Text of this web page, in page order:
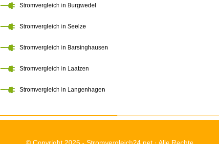
Stromvergleich in Burgwedel
Stromvergleich in Seelze
Stromvergleich in Barsinghausen
Stromvergleich in Laatzen
Stromvergleich in Langenhagen